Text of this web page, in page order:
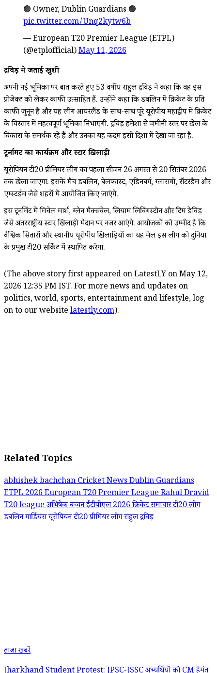
🟢 Owner, Dublin Guardians 🟢
pic.twitter.com/Unq2kytw6b
— European T20 Premier League (ETPL)
(@etplofficial)May 11, 2026
द्रविड़ ने जताई खुशी
अपनी नई भूमिका पर बात करते हुए 53 वर्षीय राहुल द्रविड़ ने कहा कि वह इस
प्रोजेक्ट को लेकर काफी उत्साहित हैं. उन्होंने कहा कि डबलिन में क्रिकेट के प्रति
काफी जुनून है और यह लीग आयरलैंड के साथ-साथ पूरे यूरोपीय महाद्वीप में क्रिकेट
के विस्तार में महत्वपूर्ण भूमिका निभाएगी. द्रविड़ हमेशा से जमीनी स्तर पर खेल के
विकास के समर्थक रहे हैं और उनका यह कदम इसी दिशा में देखा जा रहा है.
टूर्नामेंट का कार्यक्रम और स्टार खिलाड़ी
यूरोपियन टी20 प्रीमियर लीग का पहला सीजन 26 अगस्त से 20 सितंबर 2026
तक खेला जाएगा. इसके मैच डबलिन, बेलफास्ट, एडिनबर्ग, ग्लासगो, रॉटरडैम और
एम्स्टर्डम जैसे शहरों में आयोजित किए जाएंगे.
इस टूर्नामेंट में मिचेल मार्श, ग्लेन मैक्सवेल, लियाम लिविंगस्टोन और टिम डेविड
जैसे अंतरराष्ट्रीय स्टार खिलाड़ी मैदान पर नजर आएंगे. आयोजकों को उम्मीद है कि
वैश्विक सितारों और स्थानीय यूरोपीय खिलाड़ियों का यह मेल इस लीग को दुनिया
के प्रमुख टी20 सर्किट में स्थापित करेगा.
(The above story first appeared on LatestLY on May 12,
2026 12:35 PM IST. For more news and updates on
politics, world, sports, entertainment and lifestyle, log
on to our website latestly.com).
Related Topics
abhishek bachchanCricket NewsDublin Guardians
ETPL 2026European T20 Premier LeagueRahul Dravid
T20 leagueअभिषेक बच्चनईटीपीएल 2026क्रिकेट समाचारटी20 लीग
डबलिन गार्डियंसयूरोपियन टी20 प्रीमियर लीगराहुल द्रविड़
ताजा खबरें